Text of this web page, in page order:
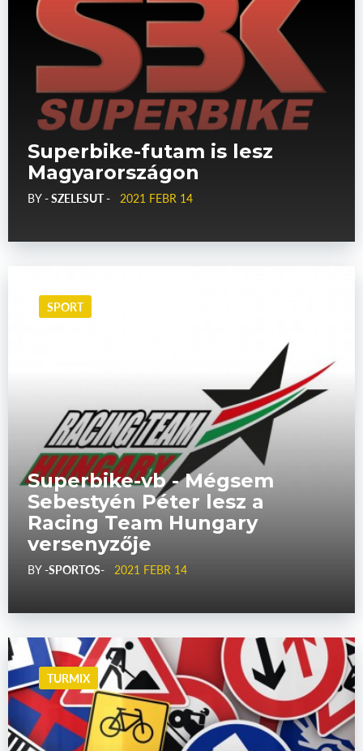
Superbike-futam is lesz
Magyarországon
BY- SZELESUT - 2021 FEBR 14
SPORT
Superbike-vb - Mégsem
Sebestyén Péter lesz a
Racing Team Hungary
versenyzője
BY-SPORTOS- 2021 FEBR 14
TURMIX